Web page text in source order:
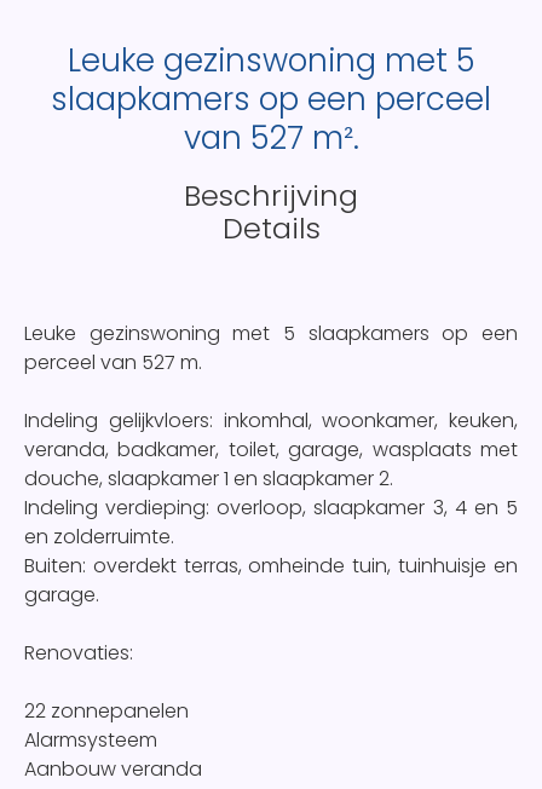
Leuke gezinswoning met 5
slaapkamers op een perceel
van 527 m².
Beschrijving
Details
Leuke gezinswoning met 5 slaapkamers op een
perceel van 527 m.
Indeling gelijkvloers: inkomhal, woonkamer, keuken,
veranda, badkamer, toilet, garage, wasplaats met
douche, slaapkamer 1 en slaapkamer 2.
Indeling verdieping: overloop, slaapkamer 3, 4 en 5
en zolderruimte.
Buiten: overdekt terras, omheinde tuin, tuinhuisje en
garage.
Renovaties:
22 zonnepanelen
Alarmsysteem
Aanbouw veranda